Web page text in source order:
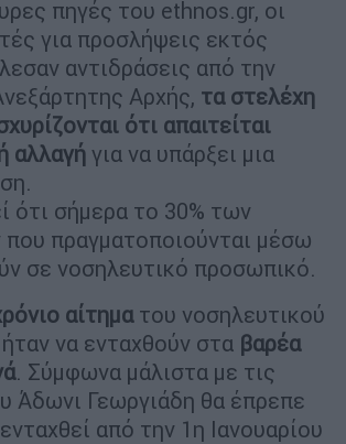
πηγές του ethnos.gr, οι
για προσλήψεις εκτός
αντιδράσεις από την
Αρχής, τα στελέχη
ότι απαιτείται
αλλαγή για να υπάρξει μια
ότι σήμερα το 30% των
πραγματοποιούνται μέσω
σε νοσηλευτικό προσωπικό.
αίτηματου νοσηλευτικού
να ενταχθούν στα βαρέα
. Σύμφωνα μάλιστα με τις
Άδωνι Γεωργιάδη θα έπρεπε
από την 1η Ιανουαρίου